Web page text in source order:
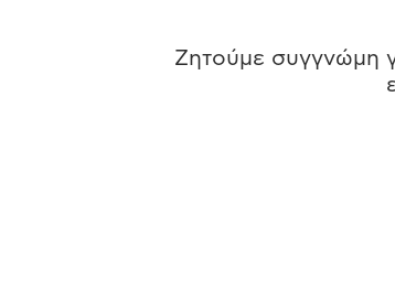
Ζητούμε συγγνώμη